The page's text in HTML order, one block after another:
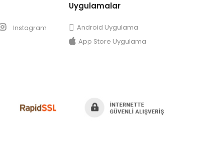
Instagram
Uygulamalar
Android Uygulama
App Store Uygulama